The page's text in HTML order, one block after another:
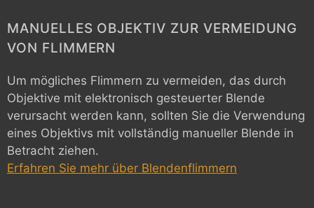
MANUELLES OBJEKTIV ZUR VERMEIDUNG
VON FLIMMERN
Um mögliches Flimmern zu vermeiden, das durch
Objektive mit elektronisch gesteuerter Blende
verursacht werden kann, sollten Sie die Verwendung
eines Objektivs mit vollständig manueller Blende in
Betracht ziehen.
Erfahren Sie mehr über Blendenflimmern